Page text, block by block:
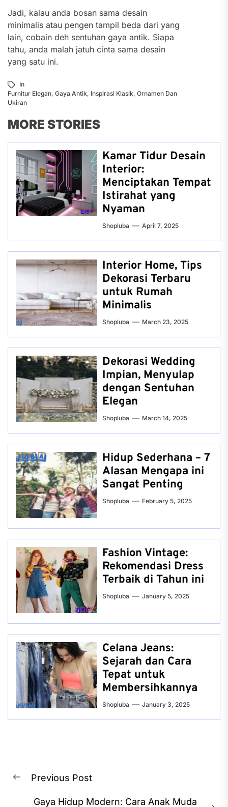
Jadi, kalau anda bosan sama desain
minimalis atau pengen tampil beda dari yang
lain, cobain deh sentuhan gaya antik. Siapa
tahu, anda malah jatuh cinta sama desain
yang satu ini.
In
Furnitur Elegan, Gaya Antik, Inspirasi Klasik, Ornamen Dan
Ukiran
MORE STORIES
Kamar Tidur Desain
Interior:
Menciptakan Tempat
Istirahat yang
Nyaman
Shopluba April 7, 2025
Interior Home, Tips
Dekorasi Terbaru
untuk Rumah
Minimalis
Shopluba March 23, 2025
Dekorasi Wedding
Impian, Menyulap
dengan Sentuhan
Elegan
Shopluba March 14, 2025
Hidup Sederhana – 7
Alasan Mengapa ini
Sangat Penting
Shopluba February 5, 2025
Fashion Vintage:
Rekomendasi Dress
Terbaik di Tahun ini
Shopluba January 5, 2025
Celana Jeans:
Sejarah dan Cara
Tepat untuk
Membersihkannya
Shopluba January 3, 2025
navigation
Previous
Previous Post
Gaya Hidup Modern: Cara Anak Muda